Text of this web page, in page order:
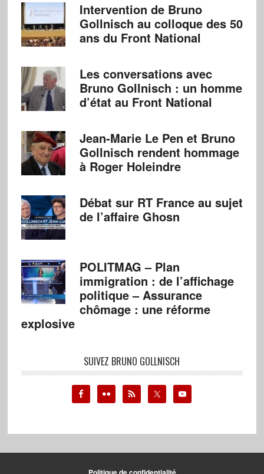
Intervention de Bruno
Gollnisch au colloque des 50
ans du Front National
Les conversations avec
Bruno Gollnisch : un homme
d’état au Front National
Jean-Marie Le Pen et Bruno
Gollnisch rendent hommage
à Roger Holeindre
Débat sur RT France au sujet
de l’affaire Ghosn
POLITMAG – Plan
immigration : de l’affichage
politique – Assurance
chômage : une réforme
explosive
SUIVEZ BRUNO GOLLNISCH